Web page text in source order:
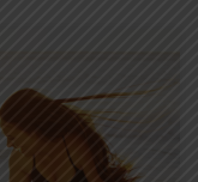
joie, de rires, mais
transformer les